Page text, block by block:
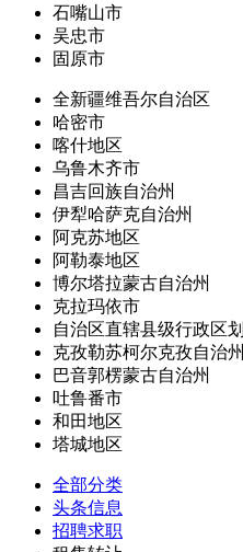
石嘴山市
吴忠市
固原市
全新疆维吾尔自治区
哈密市
喀什地区
乌鲁木齐市
昌吉回族自治州
伊犁哈萨克自治州
阿克苏地区
阿勒泰地区
博尔塔拉蒙古自治州
克拉玛依市
自治区直辖县级行政区划
克孜勒苏柯尔克孜自治州
巴音郭楞蒙古自治州
吐鲁番市
和田地区
塔城地区
全部分类
头条信息
招聘求职